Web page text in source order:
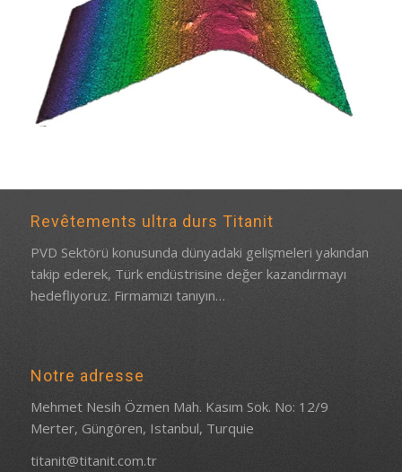
Revêtements ultra durs Titanit
PVD Sektörü konusunda dünyadaki gelişmeleri yakından
takip ederek, Türk endüstrisine değer kazandırmayı
hedefliyoruz. Firmamızı tanıyın…
Notre adresse
Mehmet Nesih Özmen Mah. Kasım Sok. No: 12/9
Merter, Güngören, Istanbul, Turquie
titanit@titanit.com.tr